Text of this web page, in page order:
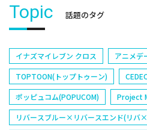
Topic 話題のタグ
イナズマイレブン クロス
アニメデ
TOPTOON(トップトゥーン)
ポッピュコム(POPUCOM)
Project
リバースブルー×リバースエンド(リバ